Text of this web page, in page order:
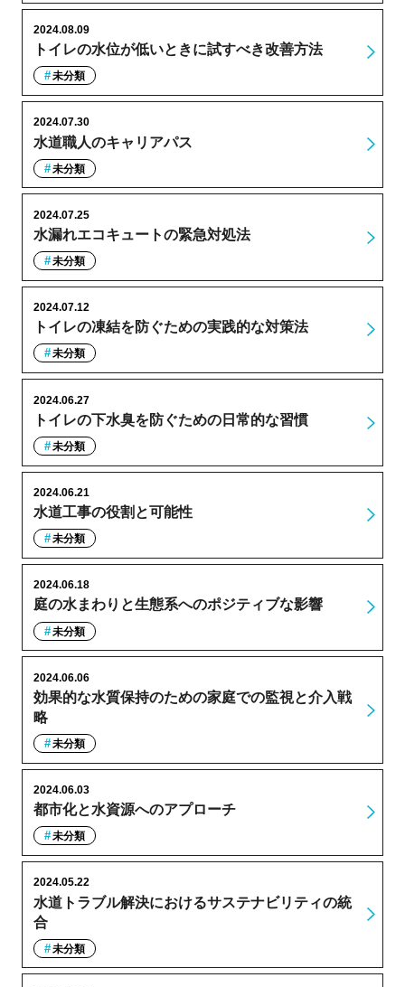
トイレの水位が低いときに試すべき改善方法
2024.08.09
未分類
水道職人のキャリアパス
2024.07.30
未分類
水漏れエコキュートの緊急対処法
2024.07.25
未分類
トイレの凍結を防ぐための実践的な対策法
2024.07.12
未分類
トイレの下水臭を防ぐための日常的な習慣
2024.06.27
未分類
水道工事の役割と可能性
2024.06.21
未分類
庭の水まわりと生態系へのポジティブな影響
2024.06.18
未分類
効果的な水質保持のための家庭での監視と介入戦
略
2024.06.06
未分類
都市化と水資源へのアプローチ
2024.06.03
未分類
水道トラブル解決におけるサステナビリティの統
合
2024.05.22
未分類